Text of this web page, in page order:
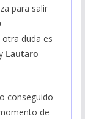
para salir
duda es
Lautaro
conseguido
de